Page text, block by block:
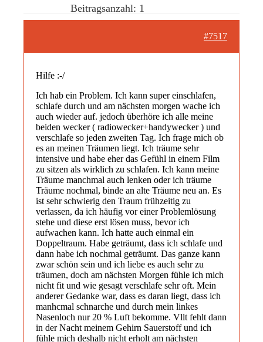
Beitragsanzahl: 1
#7517
Hilfe :-/
Ich hab ein Problem. Ich kann super einschlafen,
schlafe durch und am nächsten morgen wache ich
auch wieder auf. jedoch überhöre ich alle meine
beiden wecker ( radiowecker+handywecker ) und
verschlafe so jeden zweiten Tag. Ich frage mich ob
es an meinen Träumen liegt. Ich träume sehr
intensive und habe eher das Gefühl in einem Film
zu sitzen als wirklich zu schlafen. Ich kann meine
Träume manchmal auch lenken oder ich träume
Träume nochmal, binde an alte Träume neu an. Es
ist sehr schwierig den Traum frühzeitig zu
verlassen, da ich häufig vor einer Problemlösung
stehe und diese erst lösen muss, bevor ich
aufwachen kann. Ich hatte auch einmal ein
Doppeltraum. Habe geträumt, dass ich schlafe und
dann habe ich nochmal geträumt. Das ganze kann
zwar schön sein und ich liebe es auch sehr zu
träumen, doch am nächsten Morgen fühle ich mich
nicht fit und wie gesagt verschlafe sehr oft. Mein
anderer Gedanke war, dass es daran liegt, dass ich
manhcmal schnarche und durch mein linkes
Nasenloch nur 20 % Luft bekomme. Vllt fehlt dann
in der Nacht meinem Gehirn Sauerstoff und ich
fühle mich deshalb nicht erholt am nächsten